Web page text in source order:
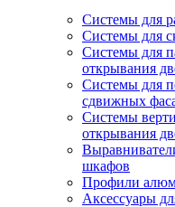
Системы для
Системы для
Системы для
открывания
Системы для
сдвижных
Системы
открывания
шкафов
Профили
Аксессуары